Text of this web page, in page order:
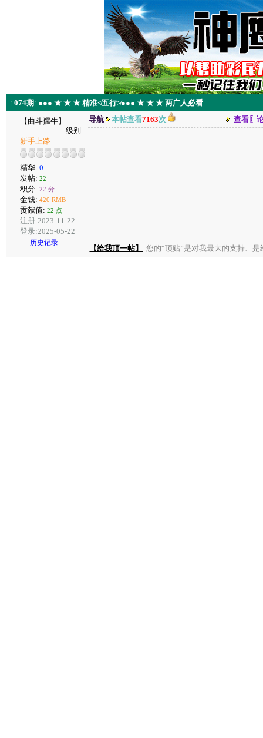
↑074期↑●●● ★ ★ ★ 精准≮五行≯●●● ★ ★ ★ 两广人必看
【曲斗孺牛】
级别:
新手上路
精华: 0
发帖: 22
积分: 22 分
金钱: 420 RMB
贡献值: 22 点
注册:2023-11-22
登录:2025-05-22
历史记录
导航 本帖查看7163次 查看〖
【给我顶一帖】 您的“顶贴”是对我最大的支持、